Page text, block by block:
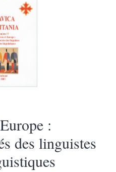
:
des linguistes